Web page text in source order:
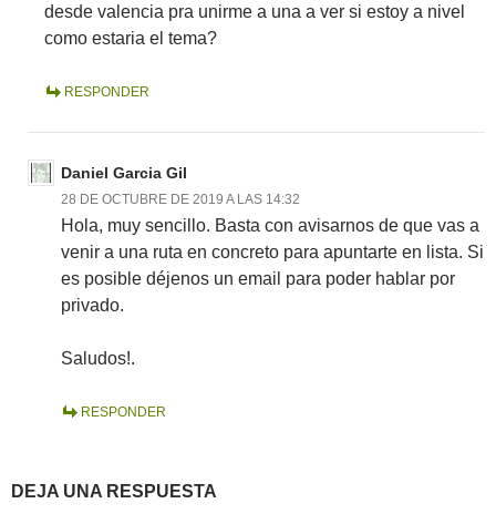
desde valencia pra unirme a una a ver si estoy a nivel
como estaria el tema?
RESPONDER
Daniel Garcia Gil
28 DE OCTUBRE DE 2019 A LAS 14:32
Hola, muy sencillo. Basta con avisarnos de que vas a
venir a una ruta en concreto para apuntarte en lista. Si
es posible déjenos un email para poder hablar por
privado.
Saludos!.
RESPONDER
DEJA UNA RESPUESTA